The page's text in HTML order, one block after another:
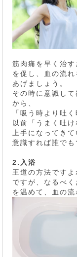
筋肉痛を早く治
を促し、血の流
あげましょう。
その時に意識し
から、
「吸う時より吐
以前「うまく吐
上手になってきて
意識すれば誰でも
2.入浴
王道の方法です
ですが、なるべ
を温めて、血の